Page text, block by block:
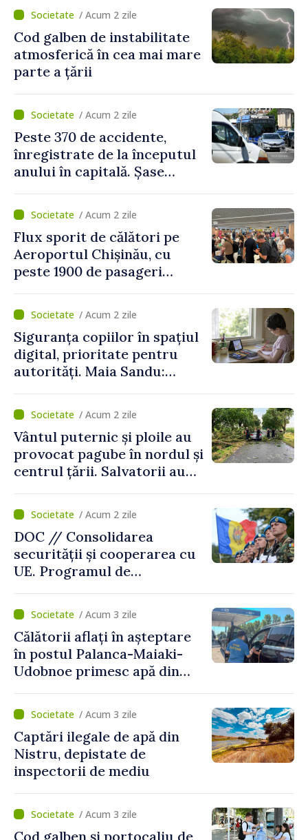
/ Acum 2 zile
Cod galben de instabilitate
atmosferică în cea mai mare
parte a țării
/ Acum 2 zile
Peste 370 de accidente,
înregistrate de la începutul
anului în capitală. Șase
/ Acum 2 zile
Flux sporit de călători pe
Aeroportul Chișinău, cu
peste 1900 de pasageri
de vârf a concediilor
/ Acum 2 zile
Siguranța copiilor în spațiul
digital, prioritate pentru
autorități. Maia Sandu:
mecanisme care să-i
protejeze”/ Acum 2 zile
Vântul puternic și ploile au
provocat pagube în nordul și
centrul țării. Salvatorii au
/ Acum 2 zile
DOC // Consolidarea
securității și cooperarea cu
UE. Programul de
Naționale de Apărare pentru
perioada 2024–2034,
publicat în Monitorul Oficial
/ Acum 3 zile
Călătorii aflați în așteptare
în postul Palanca-Maiaki-
Udobnoe primesc apă din
și a polițiștilor de frontieră
/ Acum 3 zile
Captări ilegale de apă din
Nistru, depistate de
inspectorii de mediu
/ Acum 3 zile
Cod galben și portocaliu de